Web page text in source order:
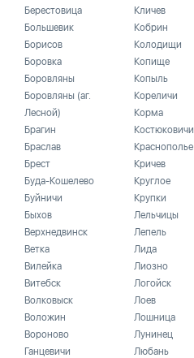
Берестовица
Большевик
Борисов
Боровка
Боровляны
Боровляны (аг.
Лесной)
Брагин
Браслав
Брест
Буда-Кошелево
Буйничи
Быхов
Верхнедвинск
Ветка
Вилейка
Витебск
Волковыск
Воложин
Вороново
Ганцевичи
Кличев
Кобрин
Колодищи
Копище
Копыль
Кореличи
Корма
Костюковичи
Краснополье
Кричев
Круглое
Крупки
Лельчицы
Лепель
Лида
Лиозно
Логойск
Лоев
Лошница
Лунинец
Любань